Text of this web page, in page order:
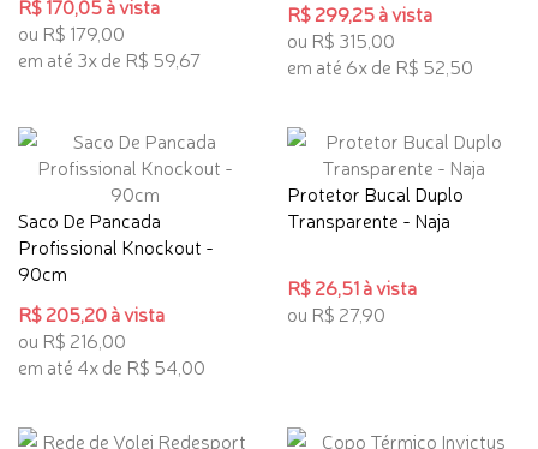
R$ 170,05 à vista
ou R$ 179,00
em até 3x de R$ 59,67
R$ 299,25 à vista
ou R$ 315,00
em até 6x de R$ 52,50
Saco De Pancada
Profissional Knockout -
90cm
R$ 205,20 à vista
ou R$ 216,00
em até 4x de R$ 54,00
Protetor Bucal Duplo
Transparente - Naja
R$ 26,51 à vista
ou R$ 27,90